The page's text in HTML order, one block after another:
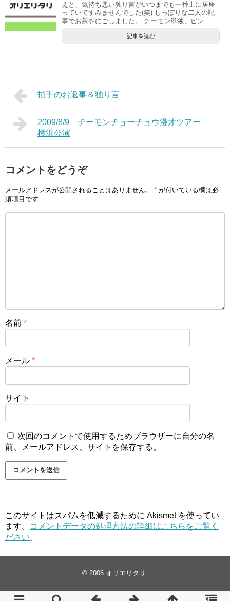
えと、気持ち悪い独り言がいつまでも一番上に居座
っていてすみませんでした(笑) しっぽりな二人の記
事でお茶をにごしました。 チーモン単独、ピン...
記事を読む
拍手のお返事＆独り言
2009/8/9 チーモンチョーチュウ漫才ツアー
横浜公演
コメントをどうぞ
メールアドレスが公開されることはありません。 * が付いている欄は必
須項目です
名前 *
メール *
サイト
次回のコメントで使用するためブラウザーに自分の名
前、メールアドレス、サイトを保存する。
このサイトはスパムを低減するために Akismet を使ってい
ます。
コメントデータの処理方法の詳細はこちらをご覧く
ださい。
© 2006 オリエリタリ